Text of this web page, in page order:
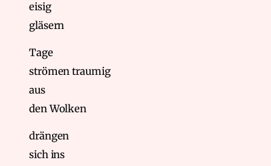
eisig
gläsern
Tage
strömen traumig
aus
den Wolken
drängen
sich ins